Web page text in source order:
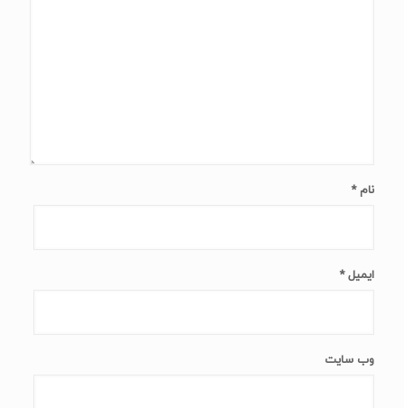
نام*
ایمیل*
وب‌ سایت